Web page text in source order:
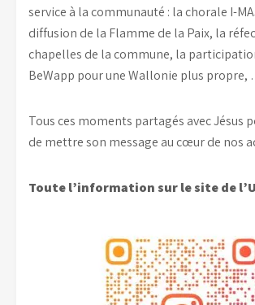
service à la communauté : la chorale I-
diffusion de la Flamme de la Paix, la
chapelles de la commune, la
BeWapp pour une Wallonie plus propre,
Tous ces moments partagés avec Jésus
de mettre son message au cœur de nos
Toute l’information sur le site de